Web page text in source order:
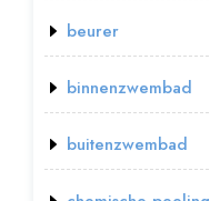
beurer
binnenzwembad
buitenzwembad